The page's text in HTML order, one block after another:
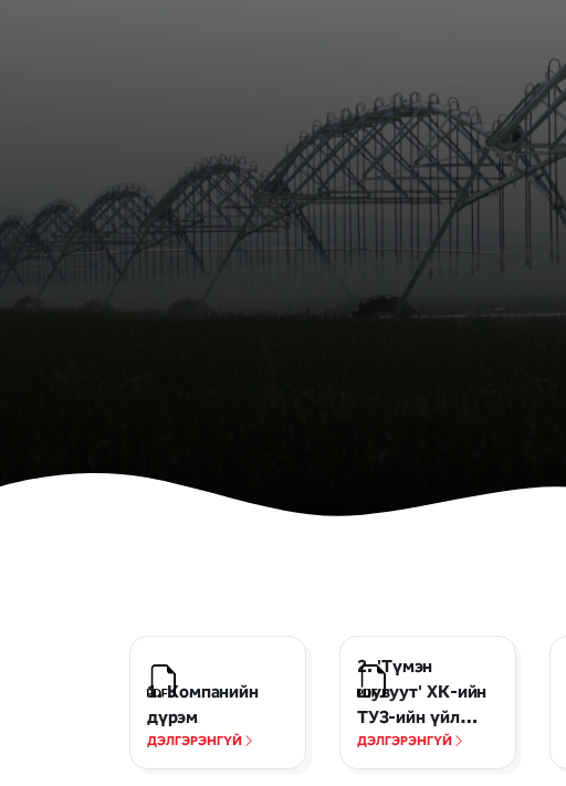
1. Компанийн
дүрэм
ДЭЛГЭРЭНГҮЙ
2. 'Түмэн
шувуут' ХК-ийн
ТУЗ-ийн үйл
ажиллагааны
журам
ДЭЛГЭРЭНГҮЙ